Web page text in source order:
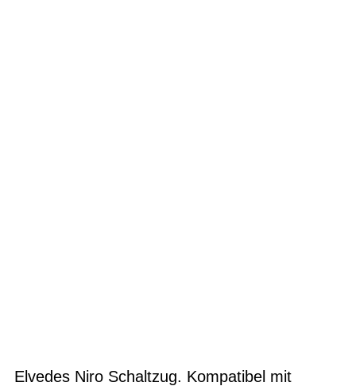
Elvedes Niro Schaltzug. Kompatibel mit